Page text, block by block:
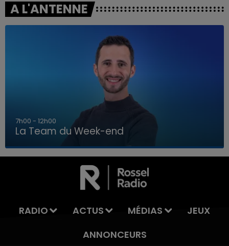
LA TEAM DU WEEK-END
A L'ANTENNE
16h00 - 20h00
La Team du Week-end
RADIO ACTUS MÉDIAS
JEUX
ANNONCEURS